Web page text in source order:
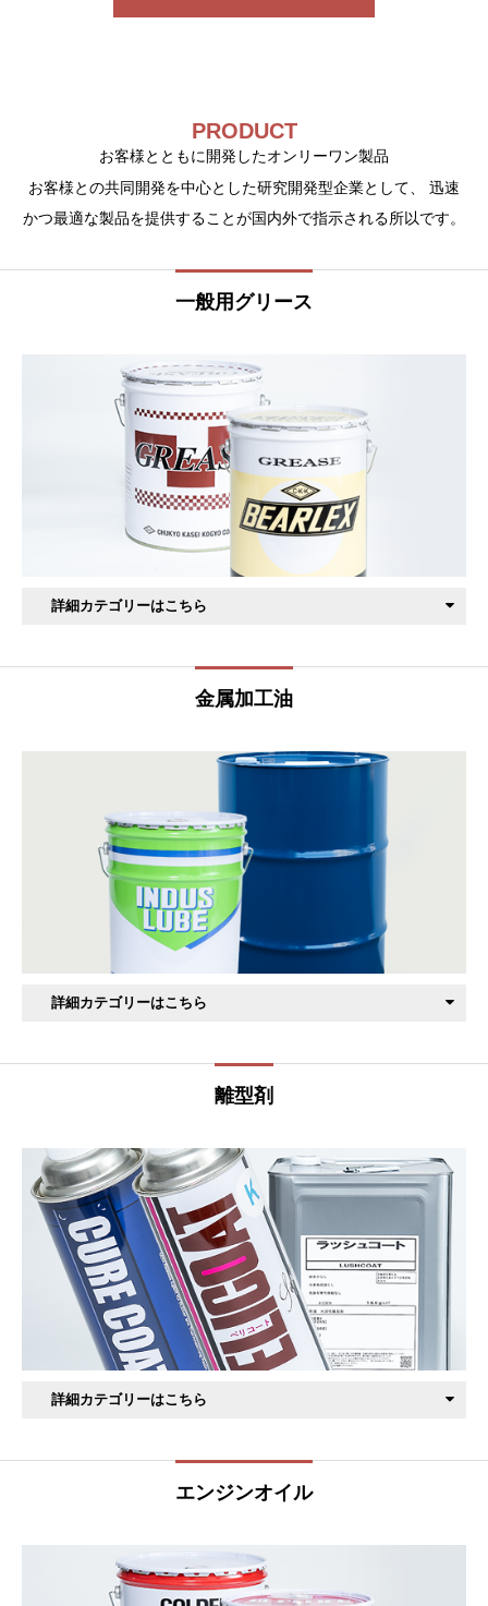
PRODUCT
お客様とともに開発したオンリーワン製品
お客様との共同開発を中心とした研究開発型企業として、 迅速
かつ最適な製品を提供することが国内外で指示される所以です。
一般用グリース
詳細カテゴリーはこちら
万能多用途
ホイールベアリング
複合カルシウムスルフォネート
耐熱用途
特殊用途
カートリッジ
エアゾール
超高温焼付き防止剤
高寿命高温用グリース
金属加工油
詳細カテゴリーはこちら
ボルト加工用
中パーツ加工用
小パーツ加工用
プレス加工用
工業用潤滑油
離型剤
詳細カテゴリーはこちら
シリコーンタイプ
植物油タイプ
溶剤タイプ熱硬化性樹脂用 キュアコート
一般合成ゴム用
エンジンオイル